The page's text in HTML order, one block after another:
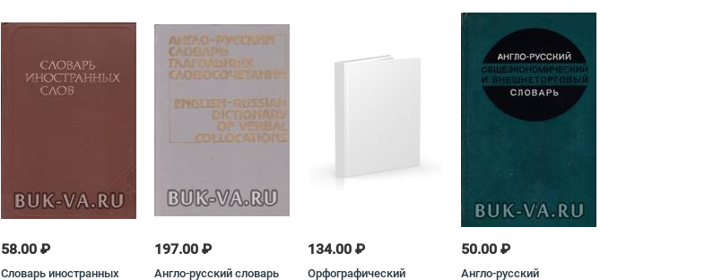
58.00 ₽
Словарь иностранных
197.00 ₽
Англо-русский словарь
134.00 ₽
Орфографический
50.00 ₽
Англо-русский